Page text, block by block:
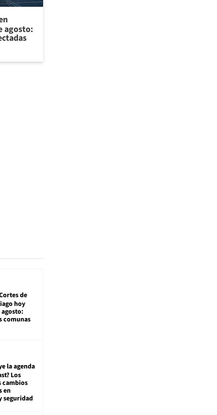
agosto:
de
hoy
agosto:
comunas
la agenda
Los
cambios
en
seguridad